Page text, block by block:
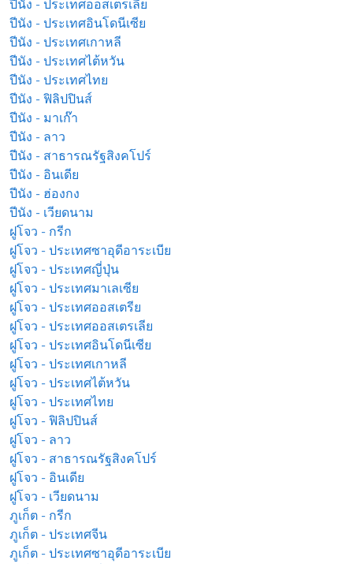
ปีนัง - ประเทศออสเตรเลีย
ปีนัง - ประเทศอินโดนีเซีย
ปีนัง - ประเทศเกาหลี
ปีนัง - ประเทศไต้หวัน
ปีนัง - ประเทศไทย
ปีนัง - ฟิลิปปินส์
ปีนัง - มาเก๊า
ปีนัง - ลาว
ปีนัง - สาธารณรัฐสิงคโปร์
ปีนัง - อินเดีย
ปีนัง - ฮ่องกง
ปีนัง - เวียดนาม
ฝูโจว - กรีก
ฝูโจว - ประเทศซาอุดีอาระเบีย
ฝูโจว - ประเทศญี่ปุ่น
ฝูโจว - ประเทศมาเลเซีย
ฝูโจว - ประเทศออสเตรีย
ฝูโจว - ประเทศออสเตรเลีย
ฝูโจว - ประเทศอินโดนีเซีย
ฝูโจว - ประเทศเกาหลี
ฝูโจว - ประเทศไต้หวัน
ฝูโจว - ประเทศไทย
ฝูโจว - ฟิลิปปินส์
ฝูโจว - ลาว
ฝูโจว - สาธารณรัฐสิงคโปร์
ฝูโจว - อินเดีย
ฝูโจว - เวียดนาม
ภูเก็ต - กรีก
ภูเก็ต - ประเทศจีน
ภูเก็ต - ประเทศซาอุดีอาระเบีย